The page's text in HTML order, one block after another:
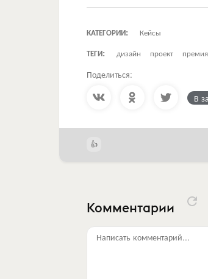
КАТЕГОРИИ:
Кейсы
ТЕГИ:
дизайн проект премия
Поделиться:
В
Комментарии
Написать комментарий...